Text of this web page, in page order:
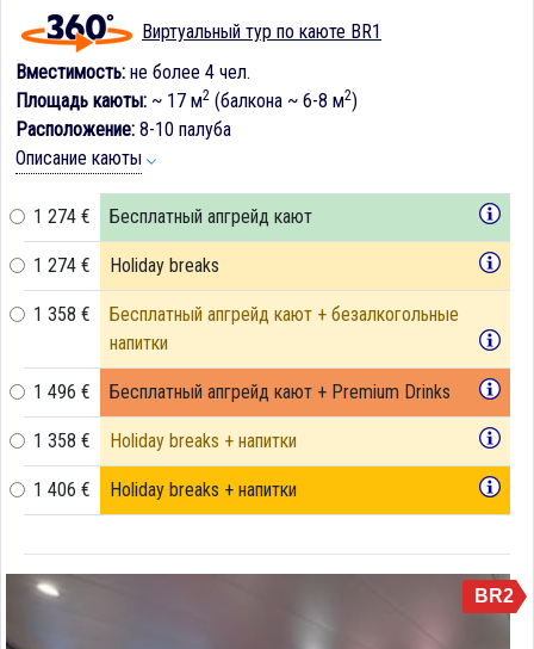
Виртуальный тур по каюте BR1
Вместимость: не более 4 чел.
Площадь каюты: ~ 17 м2 (балкона ~ 6-8 м2)
Расположение: 8-10 палуба
Описание каюты
1 274 € Бесплатный апгрейд кают
1 274 € Holiday breaks
1 358 €
Бесплатный апгрейд кают + безалкогольные
напитки
1 496 € Бесплатный апгрейд кают + Premium Drinks
1 358 € Holiday breaks + напитки
1 406 € Holiday breaks + напитки
BR2